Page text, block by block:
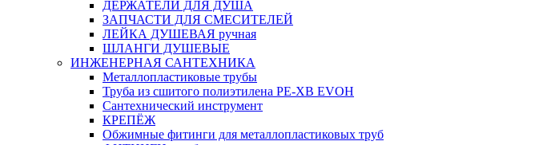
ДЕРЖАТЕЛИ ДЛЯ ДУША
ЗАПЧАСТИ ДЛЯ СМЕСИТЕЛЕЙ
ЛЕЙКА ДУШЕВАЯ ручная
ШЛАНГИ ДУШЕВЫЕ
ИНЖЕНЕРНАЯ САНТЕХНИКА
Металлопластиковые трубы
Труба из сшитого полиэтилена PE-XB EVOH
Сантехнический инструмент
КРЕПЁЖ
Обжимные фитинги для металлопластиковых труб